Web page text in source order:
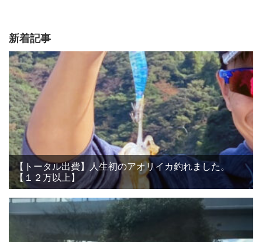
新着記事
【トータル出費】人生初のアオリイカ釣れました。
【１２万以上】